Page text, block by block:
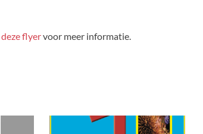
deze flyervoor meer informatie.